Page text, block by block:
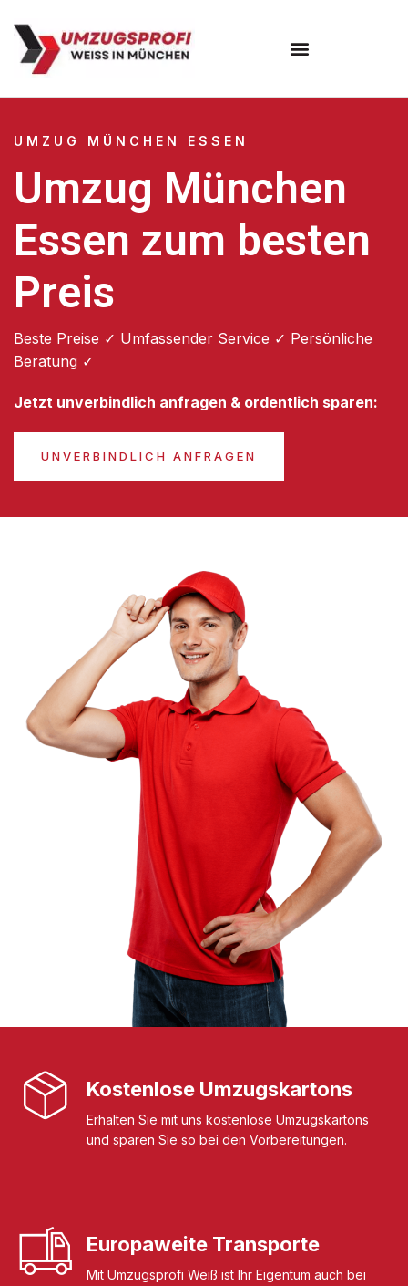
UMZUG MÜNCHEN ESSEN
Umzug München
Essen zum besten
Preis
Beste Preise ✓ Umfassender Service ✓ Persönliche
Beratung ✓
Jetzt unverbindlich anfragen & ordentlich sparen:
UNVERBINDLICH ANFRAGEN
Kostenlose Umzugskartons
Erhalten Sie mit uns kostenlose Umzugskartons
und sparen Sie so bei den Vorbereitungen.
Europaweite Transporte
Mit Umzugsprofi Weiß ist Ihr Eigentum auch bei